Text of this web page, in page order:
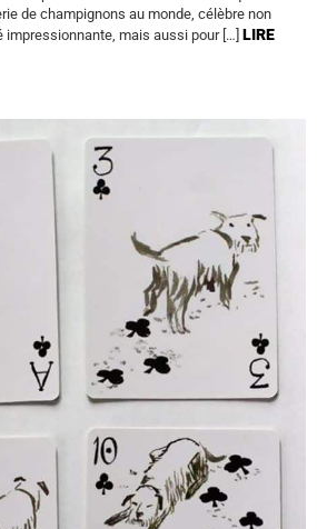
de champignons au monde, célèbre non
mais aussi pour […] LIRE